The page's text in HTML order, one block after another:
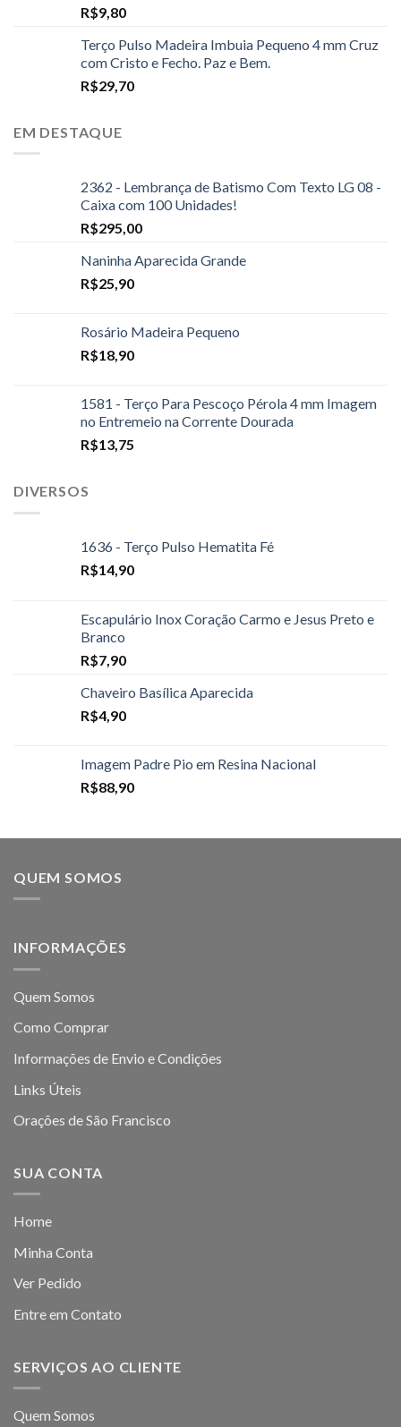
R$9,80
Terço Pulso Madeira Imbuia Pequeno 4 mm Cruz
com Cristo e Fecho. Paz e Bem.
R$29,70
EM DESTAQUE
2362 - Lembrança de Batismo Com Texto LG 08 -
Caixa com 100 Unidades!
R$295,00
Naninha Aparecida Grande
R$25,90
Rosário Madeira Pequeno
R$18,90
1581 - Terço Para Pescoço Pérola 4 mm Imagem
no Entremeio na Corrente Dourada
R$13,75
DIVERSOS
1636 - Terço Pulso Hematita Fé
R$14,90
Escapulário Inox Coração Carmo e Jesus Preto e
Branco
R$7,90
Chaveiro Basílica Aparecida
R$4,90
Imagem Padre Pio em Resina Nacional
R$88,90
QUEM SOMOS
INFORMAÇÕES
Quem Somos
Como Comprar
Informações de Envio e Condições
Links Úteis
Orações de São Francisco
SUA CONTA
Home
Minha Conta
Ver Pedido
Entre em Contato
SERVIÇOS AO CLIENTE
Quem Somos